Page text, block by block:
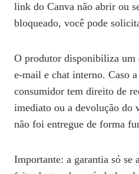
link do Canva não abrir ou
bloqueado, você pode
O produtor disponibiliza um
e‑mail e chat interno. Caso
consumidor tem direito de
imediato ou a devolução do
não foi entregue de forma
Importante: a garantia só se